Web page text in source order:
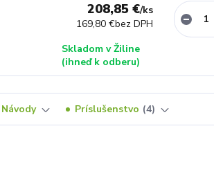
208,85 €/ks
169,80 €bez DPH
Skladom v Žiline
(ihneď k odberu)
Návody Príslušenstvo 4